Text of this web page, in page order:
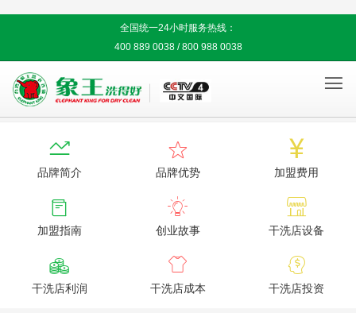
全国统一24小时服务热线：
400 889 0038 / 800 988 0038


品牌简介

品牌优势

加盟费用

加盟指南

创业故事

干洗店设备

干洗店利润

干洗店成本

干洗店投资